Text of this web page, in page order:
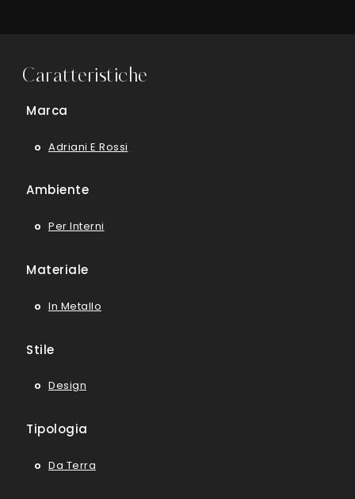
Caratteristiche
Marca
Adriani E Rossi
Ambiente
Per Interni
Materiale
In Metallo
Stile
Design
Tipologia
Da Terra